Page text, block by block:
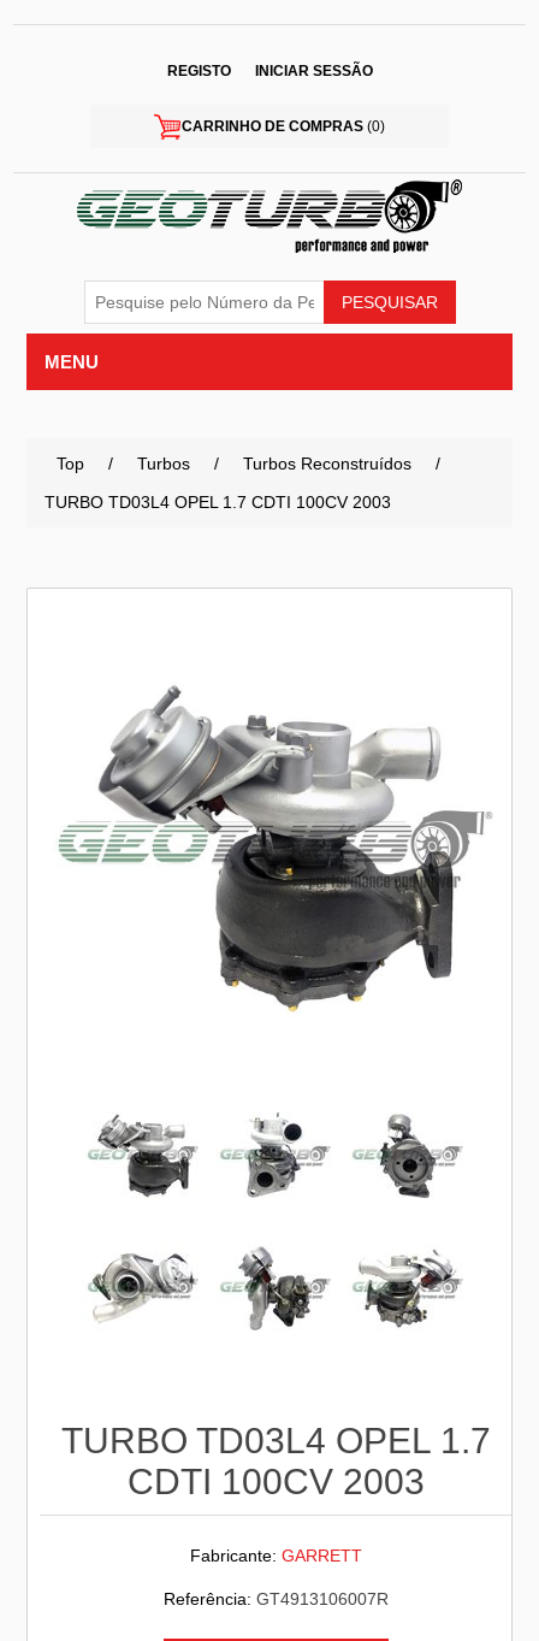
REGISTO INICIAR SESSÃO
CARRINHO DE COMPRAS (0)
MENU
Top / Turbos / Turbos Reconstruídos
/
TURBO TD03L4 OPEL 1.7 CDTI 100CV 2003
TURBO TD03L4 OPEL 1.7
CDTI 100CV 2003
Fabricante: GARRETT
Referência: GT4913106007R